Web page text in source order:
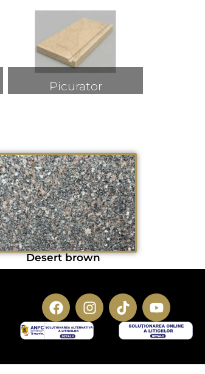
Picurator
Desert brown